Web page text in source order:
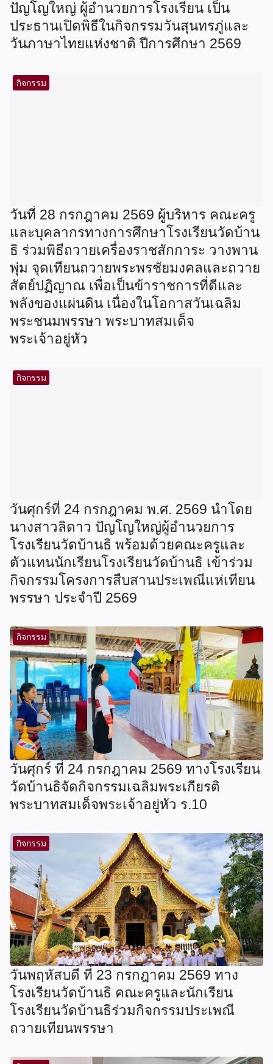
ปัญโญใหญ่ ผู้อำนวยการโรงเรียน เป็น
ประธานเปิดพิธีในกิจกรรมวันสุนทรภู่และ
วันภาษาไทยแห่งชาติ ปีการศึกษา 2569
กิจกรรม
วันที่ 28 กรกฎาคม 2569 ผู้บริหาร คณะครู
และบุคลากรทางการศึกษาโรงเรียนวัดบ้าน
ธิ ร่วมพิธีถวายเครื่องราชสักการะ วางพาน
พุ่ม จุดเทียนถวายพระพรชัยมงคลและถวาย
สัตย์ปฏิญาณ เพื่อเป็นข้าราชการที่ดีและ
พลังของแผ่นดิน เนื่องในโอกาสวันเฉลิม
พระชนมพรรษา พระบาทสมเด็จ
พระเจ้าอยู่หัว
กิจกรรม
วันศุกร์ที่ 24 กรกฎาคม พ.ศ. 2569 นำโดย
นางสาวลิดาว ปัญโญใหญ่ผู้อำนวยการ
โรงเรียนวัดบ้านธิ พร้อมด้วยคณะครูและ
ตัวแทนนักเรียนโรงเรียนวัดบ้านธิ เข้าร่วม
กิจกรรมโครงการสืบสานประเพณีแห่เทียน
พรรษา ประจำปี 2569
กิจกรรม
วันศุกร์ ที่ 24 กรกฎาคม 2569 ทางโรงเรียน
วัดบ้านธิจัดกิจกรรมเฉลิมพระเกียรติ
พระบาทสมเด็จพระเจ้าอยู่หัว ร.10
กิจกรรม
วันพฤหัสบดี ที่ 23 กรกฎาคม 2569 ทาง
โรงเรียนวัดบ้านธิ คณะครูและนักเรียน
โรงเรียนวัดบ้านธิร่วมกิจกรรมประเพณี
ถวายเทียนพรรษา